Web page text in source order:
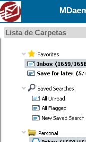
Lista de Carpetas